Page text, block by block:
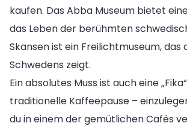
kaufen. Das Abba Museum bietet
das Leben der berühmten
Skansen ist ein Freilichtmuseum, das
Schwedens zeigt.
Ein absolutes Muss ist auch eine
traditionelle Kaffeepause –
du in einem der gemütlichen Cafés